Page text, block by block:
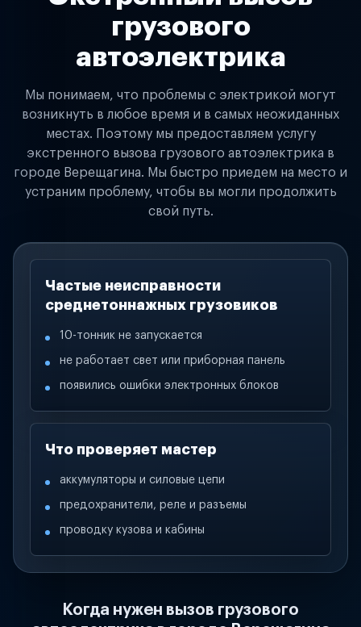
грузового
автоэлектрика
Мы понимаем, что проблемы с электрикой могут
возникнуть в любое время и в самых неожиданных
местах. Поэтому мы предоставляем услугу
экстренного вызова грузового автоэлектрика в
городе Верещагина. Мы быстро приедем на место и
устраним проблему, чтобы вы могли продолжить
свой путь.
Частые неисправности
среднетоннажных грузовиков
10-тонник не запускается
не работает свет или приборная панель
появились ошибки электронных блоков
Что проверяет мастер
аккумуляторы и силовые цепи
предохранители, реле и разъемы
проводку кузова и кабины
Когда нужен вызов грузового